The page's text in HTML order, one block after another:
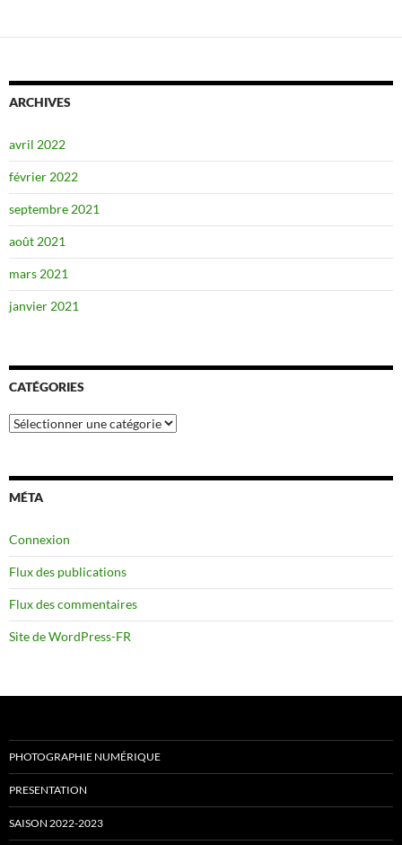
ARCHIVES
avril 2022
février 2022
septembre 2021
août 2021
mars 2021
janvier 2021
CATÉGORIES
Catégories
MÉTA
Connexion
Flux des publications
Flux des commentaires
Site de WordPress-FR
PHOTOGRAPHIE NUMÉRIQUE
PRESENTATION
SAISON 2022-2023